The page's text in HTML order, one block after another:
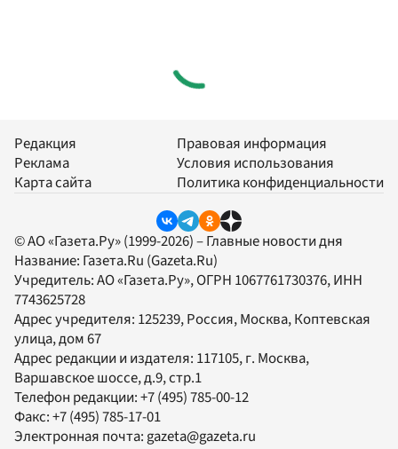
Редакция
Реклама
Карта сайта
Правовая информация
Условия использования
Политика конфиденциальности
© АО «Газета.Ру» (1999-2026) – Главные новости дня
Название: Газета.Ru (Gazeta.Ru)
Учредитель:АО «Газета.Ру», ОГРН 1067761730376, ИНН
7743625728
Адрес учредителя: 125239, Россия, Москва, Коптевская
улица, дом 67
Адрес редакции и издателя: 117105, г. Москва,
Варшавское шоссе, д.9, стр.1
Телефон редакции:+7 (495) 785-00-12
Факс:+7 (495) 785-17-01
Электронная почта:gazeta@gazeta.ru